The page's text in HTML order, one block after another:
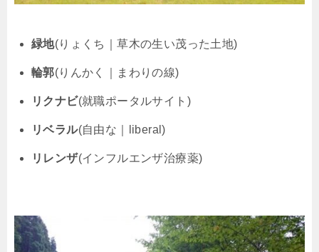
緑地(りょくち｜草木の生い茂った土地)
輪郭(りんかく｜まわりの線)
リクナビ(就職ポータルサイト)
リベラル(自由な｜liberal)
リレンザ(インフルエンザ治療薬)